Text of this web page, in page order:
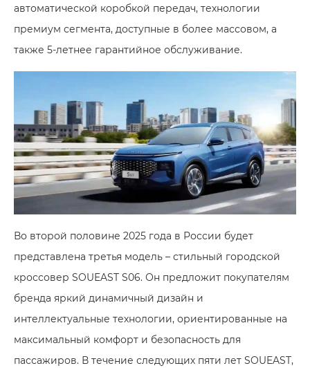
автоматической коробкой передач, технологии
премиум сегмента, доступные в более массовом, а
также 5-летнее гарантийное обслуживание.
Во второй половине 2025 года в России будет
представлена третья модель – стильный городской
кроссовер SOUEAST S06. Он предложит покупателям
бренда яркий динамичный дизайн и
интеллектуальные технологии, ориентированные на
максимальный комфорт и безопасность для
пассажиров. В течение следующих пяти лет SOUEAST,